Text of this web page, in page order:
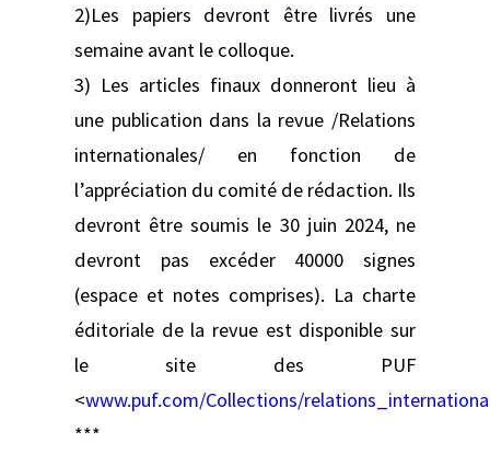
2)Les papiers devront être livrés une
semaine avant le colloque.
3) Les articles finaux donneront lieu à
une publication dans la revue /Relations
internationales/ en fonction de
l’appréciation du comité de rédaction. Ils
devront être soumis le 30 juin 2024, ne
devront pas excéder 40000 signes
(espace et notes comprises). La charte
éditoriale de la revue est disponible sur
le site des PUF
<www.puf.com/Collections/
***